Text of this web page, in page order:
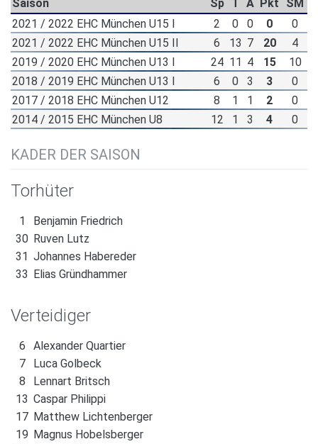
Saison Sp T A Pkt
SM
2021 / 2022 EHC München U15 I
2 0 0 0
0
2021 / 2022 EHC München U15 II
6 13 7 20
4
2019 / 2020 EHC München U13 I
24 11 4 15
10
2018 / 2019 EHC München U13 I
6 0 3 3
0
2017 / 2018 EHC München U12
8 1 1 2
0
2014 / 2015 EHC München U8
12 1 3 4 0
KADER DER SAISON
Torhüter
1
Benjamin Friedrich
30 Ruven Lutz
31 Johannes Habereder
33 Elias Gründhammer
Verteidiger
6
Alexander Quartier
7
Luca Golbeck
8
Lennart Britsch
13 Caspar Philippi
17 Matthew Lichtenberger
19 Magnus Hobelsberger